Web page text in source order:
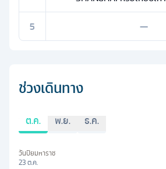
5
—
ช่วงเดินทาง
ต.ค. พ.ย. ธ.ค.
วันปิยมหาราช
23 ต.ค.